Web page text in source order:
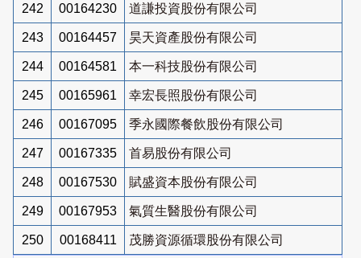
242 00164230 道謙投資股份有限公司
243 00164457 昊天資產股份有限公司
244 00164581 本一科技股份有限公司
245 00165961 幸宏長照股份有限公司
246 00167095 季永國際餐飲股份有限公司
247 00167335 首易股份有限公司
248 00167530 賦盛資本股份有限公司
249 00167953 氣質生醫股份有限公司
250 00168411
茂勝資源循環股份有限公司